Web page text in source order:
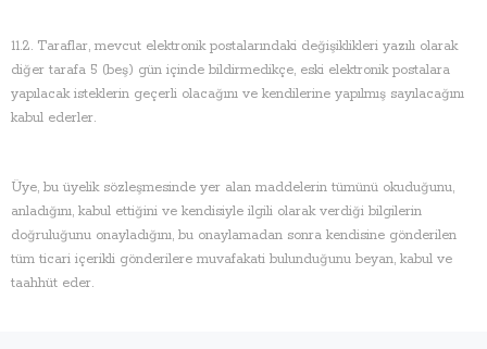
11.2. Taraflar, mevcut elektronik postalarındaki değişiklikleri yazılı olarak
diğer tarafa 5 (beş) gün içinde bildirmedikçe, eski elektronik postalara
yapılacak isteklerin geçerli olacağını ve kendilerine yapılmış sayılacağını
kabul ederler.
Üye, bu üyelik sözleşmesinde yer alan maddelerin tümünü okuduğunu,
anladığını, kabul ettiğini ve kendisiyle ilgili olarak verdiği bilgilerin
doğruluğunu onayladığını, bu onaylamadan sonra kendisine gönderilen
tüm ticari içerikli gönderilere muvafakati bulunduğunu beyan, kabul ve
taahhüt eder.